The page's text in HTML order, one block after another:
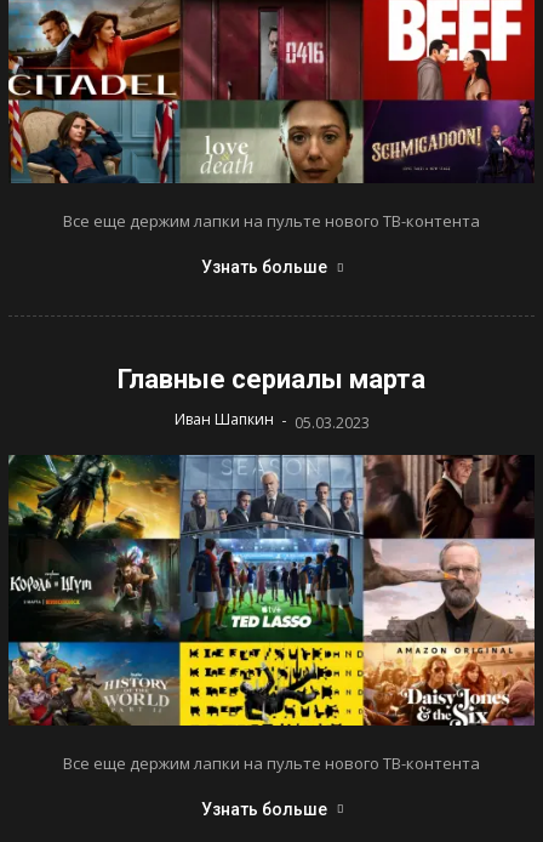
Все еще держим лапки на пульте нового ТВ-контента
Узнать больше
Главные сериалы марта
Иван Шапкин - 05.03.2023
Все еще держим лапки на пульте нового ТВ-контента
Узнать больше